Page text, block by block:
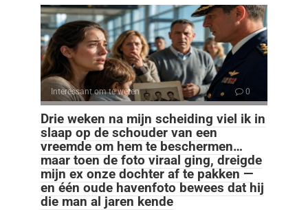
Interessant om te weten 0
Drie weken na mijn scheiding viel ik in
slaap op de schouder van een
vreemde om hem te beschermen…
maar toen de foto viraal ging, dreigde
mijn ex onze dochter af te pakken —
en één oude havenfoto bewees dat hij
die man al jaren kende